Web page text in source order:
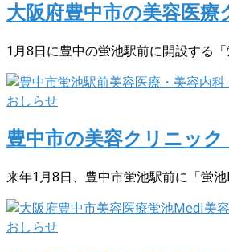
大阪府豊中市の美容医
1月8日に豊中の蛍池駅前に開設する
おしらせ
豊中市の美容クリニッ
来年1月8日、豊中市蛍池駅前に「蛍
おしらせ